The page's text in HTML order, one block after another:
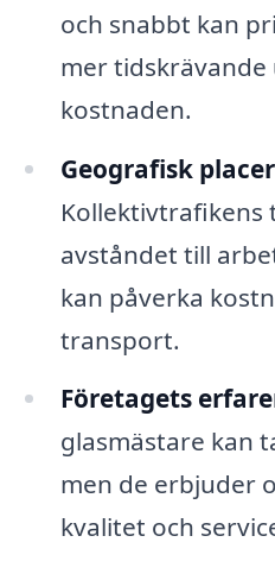
och snabbt kan
mer
kostnaden.
Geografisk
avståndet till
kan påverka
transport.
Företagets
glasmästare kan
men de erbjuder
kvalitet och